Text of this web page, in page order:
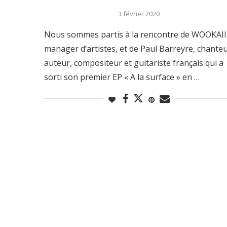
3 février 2020
Nous sommes partis à la rencontre de
manager d’artistes, et de Paul Barreyre,
auteur, compositeur et guitariste français qui a
sorti son premier EP « A la surface » en …